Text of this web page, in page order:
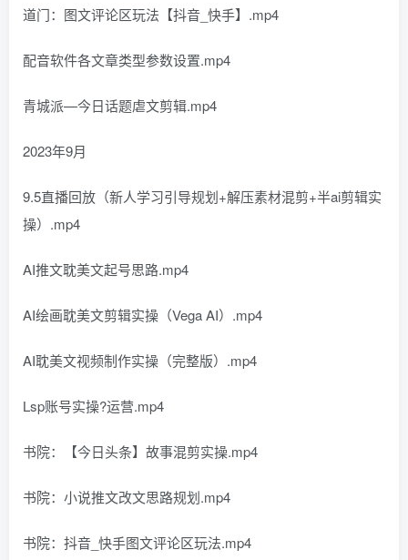
道门：图文评论区玩法【抖音_快手】.mp4
配音软件各文章类型参数设置.mp4
青城派—今日话题虐文剪辑.mp4
2023年9月
9.5直播回放（新人学习引导规划+解压素材混剪+半ai剪辑实
操）.mp4
AI推文耽美文起号思路.mp4
AI绘画耽美文剪辑实操（Vega AI）.mp4
AI耽美文视频制作实操（完整版）.mp4
Lsp账号实操?运营.mp4
书院：【今日头条】故事混剪实操.mp4
书院：小说推文改文思路规划.mp4
书院：抖音_快手图文评论区玩法.mp4